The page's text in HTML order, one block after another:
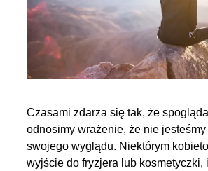
Czasami zdarza się tak, że
odnosimy wrażenie, że nie
swojego wyglądu. Niektórym
wyjście do fryzjera lub kosmetyczki,